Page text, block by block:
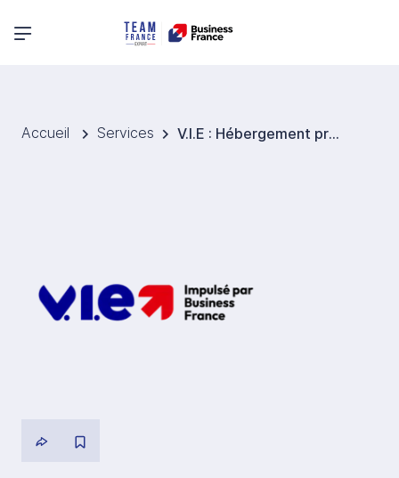
Menu principal
Accueil Services V.I.E : Hébergement professionnel